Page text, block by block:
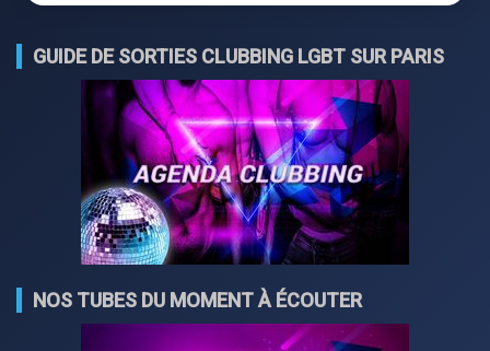
GUIDE DE SORTIES CLUBBING LGBT SUR PARIS
NOS TUBES DU MOMENT À ÉCOUTER